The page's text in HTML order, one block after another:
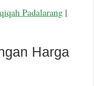
Padalarang |
Harga